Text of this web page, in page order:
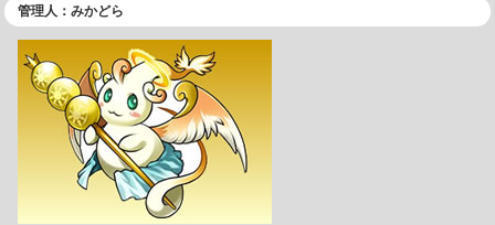
管理人：みかどら